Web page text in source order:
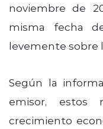
noviembre de
misma fecha
levemente sobre
Según la
emisor, estos
crecimiento